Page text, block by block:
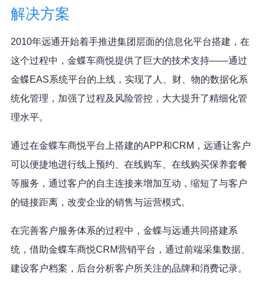
解决方案
2010年远通开始着手推进集团层面的信息化平台搭建，在
这个过程中，金蝶车商悦提供了巨大的技术支持——通过
金蝶EAS系统平台的上线，实现了人、财、物的数据化系
统化管理，加强了过程及风险管控，大大提升了精细化管
理水平。
通过在金蝶车商悦平台上搭建的APP和CRM，远通让客户
可以便捷地进行线上预约、在线购车、在线购买保养套餐
等服务，通过客户的自主连接来增加互动，缩短了与客户
的链接距离，改变企业的销售与运营模式。
在完善客户服务体系的过程中，金蝶与远通共同搭建系
统，借助金蝶车商悦CRM营销平台，通过前端采集数据、
建设客户档案，后台分析客户所关注的品牌和消费记录。